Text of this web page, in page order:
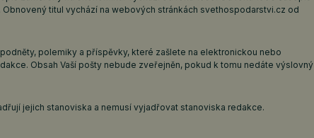
titul vychází na webových stránkách svethospodarstvi.cz od
podněty, polemiky a příspěvky, které zašlete na elektronickou nebo
Obsah Vaší pošty nebude zveřejněn, pokud k tomu nedáte výslovný
jejich stanoviska a nemusí vyjadřovat stanoviska redakce.